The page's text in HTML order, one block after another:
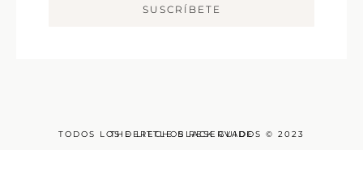
SUSCRÍBETE
TODOS LOS DERECHOS RESERVADOS © 2023
THE LITTLE BLACK GUIDE